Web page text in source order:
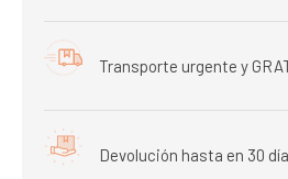
Transporte urgente y
Devolución hasta en 30